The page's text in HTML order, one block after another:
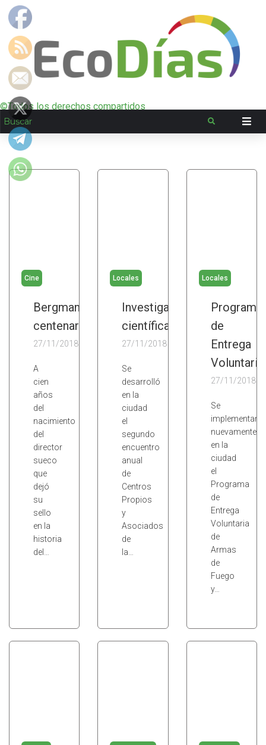
©Todos los derechos compartidos
Cine
Bergman
centenario
27/11/2018
A
cien
años
del
nacimiento
del
director
sueco
que
dejó
su
sello
en la
historia
del…
Locales
Investigaciones
científicas
27/11/2018
Se
desarrolló
en la
ciudad
el
segundo
encuentro
anual
de
Centros
Propios
y
Asociados
de
la…
Locales
Programa
de
Entrega
Voluntaria
27/11/2018
Se
implementará
nuevamente
en la
ciudad
el
Programa
de
Entrega
Voluntaria
de
Armas
de
Fuego
y…